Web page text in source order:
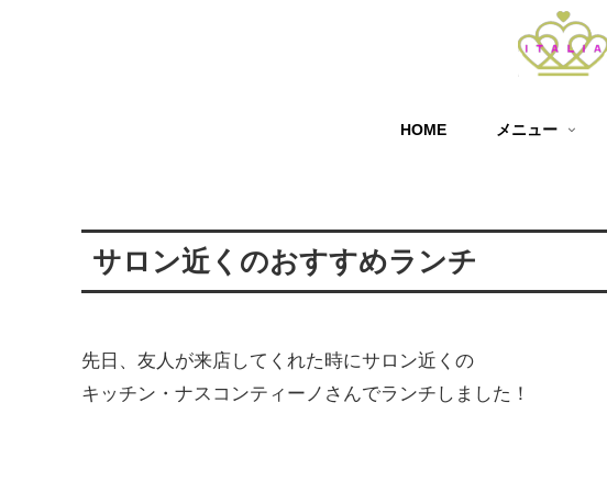
HOME メニュー
サロン近くのおすすめランチ
先日、友人が来店してくれた時にサロン近くの
キッチン・ナスコンティーノさんでランチしました！